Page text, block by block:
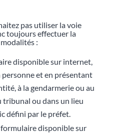
pas utiliser la voie
toujours effectuer la
:
disponible sur internet,
personne et en présentant
à la gendarmerie ou au
tribunal ou dans un lieu
défini par le préfet.
disponible sur